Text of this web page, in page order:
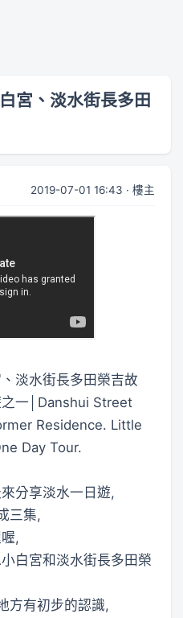
宮、淡水街長多田
2019-07-01 16:43 · 樓主
淡水街長多田榮吉故
一│Danshui Street
Residence. Little
Day Tour.
分享淡水一日遊,
三集,
,
白宮和淡水街長多田榮
方有初步的認識,